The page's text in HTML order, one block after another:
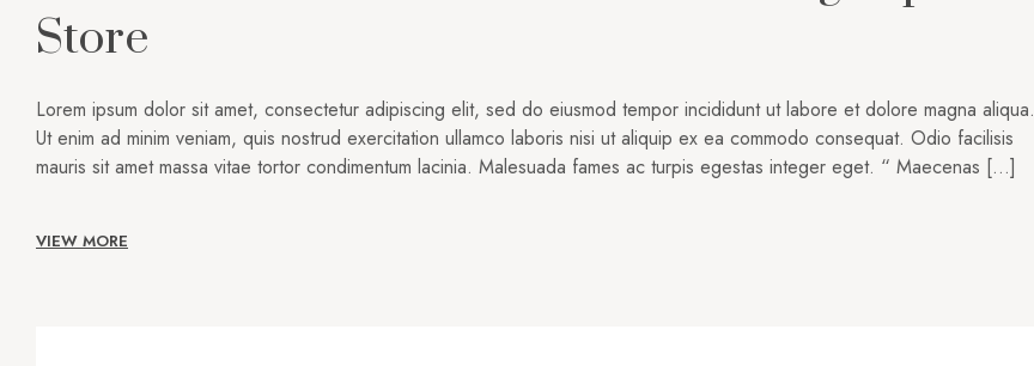
Store
Lorem ipsum dolor sit amet, consectetur adipiscing elit, sed do eiusmod tempor incididunt ut labore et dolore magna aliqua.
Ut enim ad minim veniam, quis nostrud exercitation ullamco laboris nisi ut aliquip ex ea commodo consequat. Odio facilisis
mauris sit amet massa vitae tortor condimentum lacinia. Malesuada fames ac turpis egestas integer eget. “ Maecenas […]
VIEW MORE